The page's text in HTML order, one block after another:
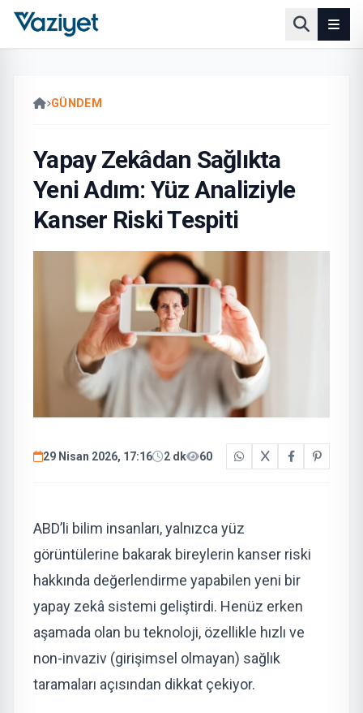
GÜNDEM
Yapay Zekâdan Sağlıkta
Yeni Adım: Yüz Analiziyle
Kanser Riski Tespiti
29 Nisan 2026, 17:16 2 dk 60
ABD’li bilim insanları, yalnızca yüz
görüntülerine bakarak bireylerin kanser riski
hakkında değerlendirme yapabilen yeni bir
yapay zekâ sistemi geliştirdi. Henüz erken
aşamada olan bu teknoloji, özellikle hızlı ve
non-invaziv (girişimsel olmayan) sağlık
taramaları açısından dikkat çekiyor.